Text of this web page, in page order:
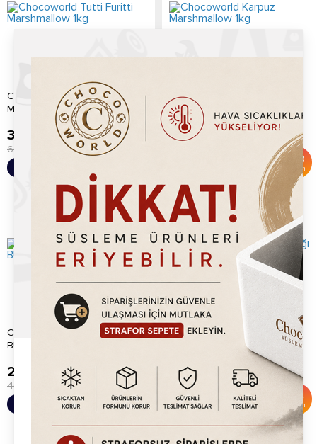
Chocoworld Tutti Furitti
Marshmallow 1kg
399.20 TL
600.00
Chocoworld Karpuz
Marshmallow 1kg
% 33
İndirim
399.20 TL
CHOCOWORLD YEŞİL
BUĞDAY PATLAĞI
%38
İndirim
249.20 TL
400.00
Sepete Ekle
Chocoworld Kivi Krep Kırığı
34
İndirim
395.20 TL
600.00
Sepete Ekle